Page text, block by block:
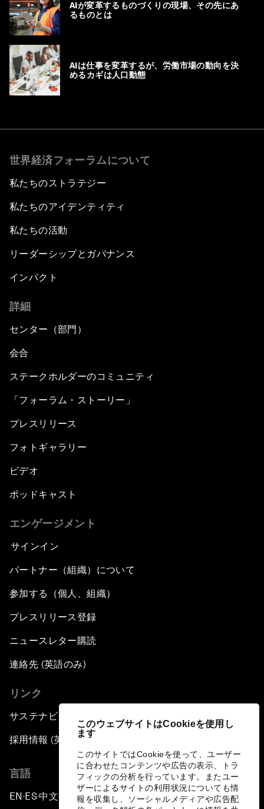
このウェブサイトはCookieを使用し
ます
このサイトではCookieを使って、ユーザー
に合わせたコンテンツや広告の表示、トラ
フィックの分析を行っています。またユー
ザーによるサイトの利用状況についても情
報を収集し、ソーシャルメディアや広告配
AIが変革するものづくりの現場、その先にあ
るものとは
AIは仕事を変革するが、労働市場の動向を決
めるカギは人口動態
世界経済フォーラムについて
私たちのストラテジー
私たちのアイデンティティ
私たちの活動
リーダーシップとガバナンス
インパクト
詳細
センター（部門）
会合
ステークホルダーのコミュニティ
「フォーラム・ストーリー」
プレスリリース
フォトギャラリー
ビデオ
ポッドキャスト
エンゲージメント
サインイン
パートナー（組織）について
参加する（個人、組織）
プレスリリース登録
ニュースレター購読
連絡先 (英語のみ)
リンク
サステナビリティへの取り組み
採用情報 (英語のみ)
言語
EN ▪ES▪中文▪ 日本語